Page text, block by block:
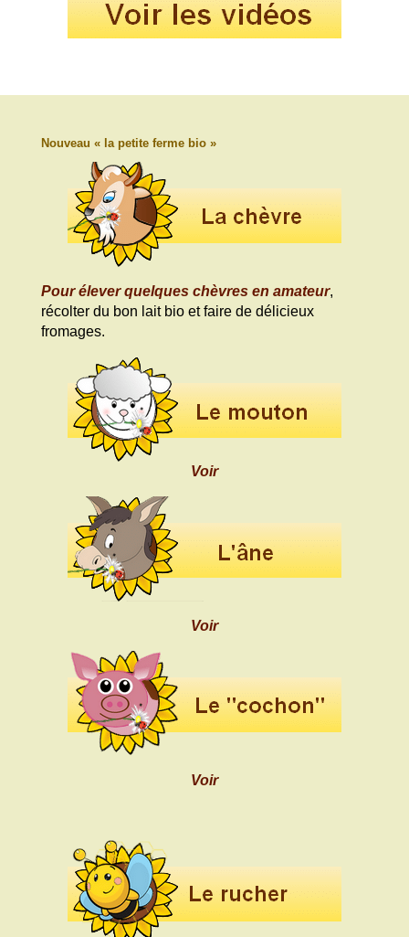
Nouveau « la petite ferme bio »
Pour élever quelques chèvres en amateur,
récolter du bon lait bio et faire de délicieux
fromages.
Voir
Voir
Voir